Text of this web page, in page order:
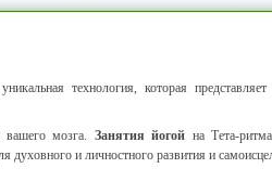
технология, которая представляет
вашего мозга. Занятия йогой на Тета-
и личностного развития и